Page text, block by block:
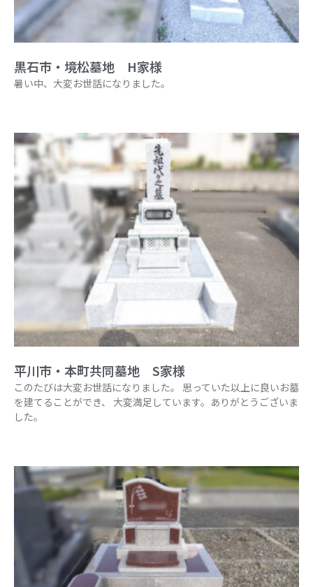
黒石市・境松墓地 H家様
暑い中、大変お世話になりました。
平川市・本町共同墓地 S家様
このたびは大変お世話になりました。 思っていた以上に良いお墓
を建てることができ、 大変満足しています。ありがとうございま
した。